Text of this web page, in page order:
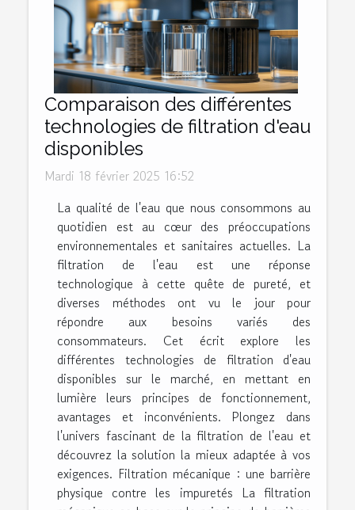
Comparaison des différentes
technologies de filtration d'eau
disponibles
Mardi 18 février 2025 16:52
La qualité de l'eau que nous consommons au
quotidien est au cœur des préoccupations
environnementales et sanitaires actuelles. La
filtration de l'eau est une réponse
technologique à cette quête de pureté, et
diverses méthodes ont vu le jour pour
répondre aux besoins variés des
consommateurs. Cet écrit explore les
différentes technologies de filtration d'eau
disponibles sur le marché, en mettant en
lumière leurs principes de fonctionnement,
avantages et inconvénients. Plongez dans
l'univers fascinant de la filtration de l'eau et
découvrez la solution la mieux adaptée à vos
exigences. Filtration mécanique : une barrière
physique contre les impuretés La filtration